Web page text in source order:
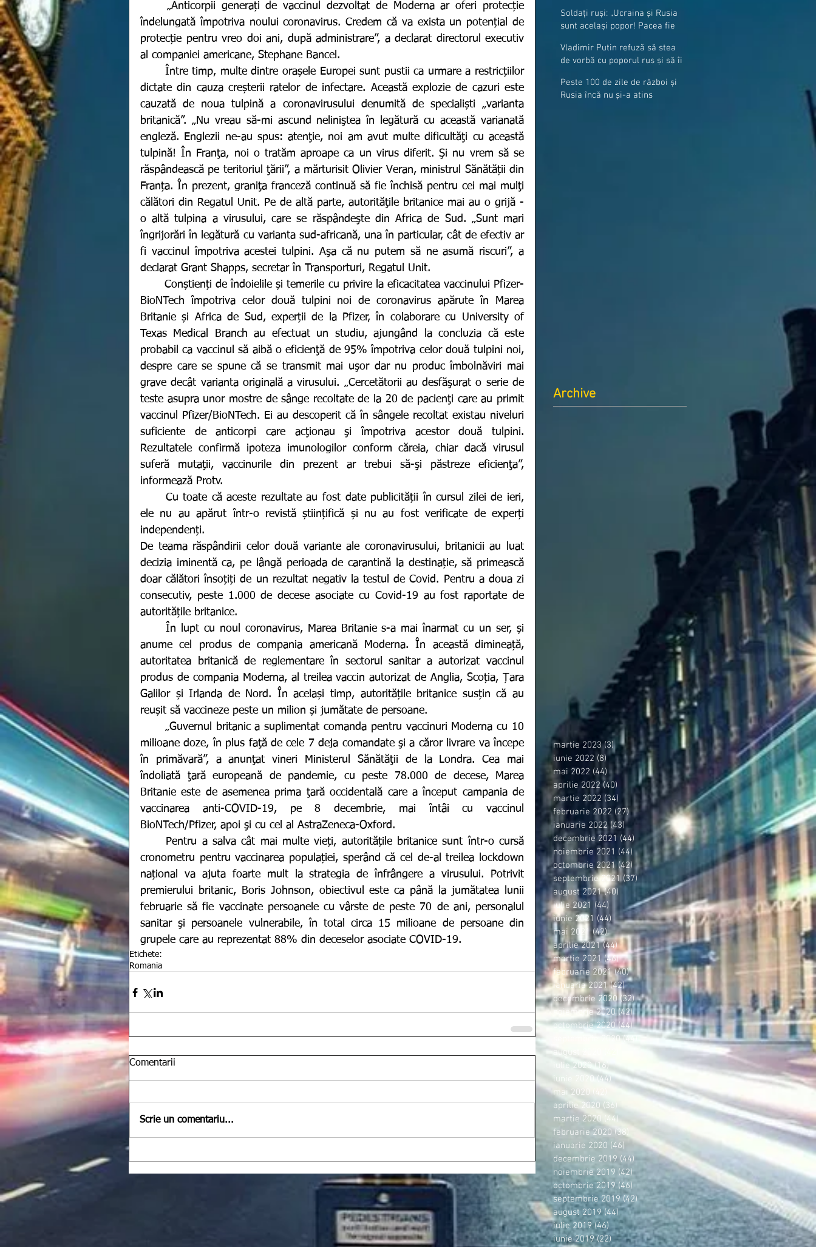
îndelungată împotriva noului coronavirus. Credem că va exista un potențial de
protecție pentru vreo doi ani, după administrare”, a declarat directorul executiv
al companiei americane, Stephane Bancel.
dictate din cauza creșterii ratelor de infectare. Această explozie de cazuri este
cauzată de noua tulpină a coronavirusului denumită de specialiști „varianta
britanică”. „Nu vreau să-mi ascund neliniştea în legătură cu această varianată
engleză. Englezii ne-au spus: atenţie, noi am avut multe dificultăţi cu această
tulpină! În Franţa, noi o tratăm aproape ca un virus diferit. Şi nu vrem să se
răspândească pe teritoriul ţării”, a mărturisit Olivier Veran, ministrul Sănătății din
Franța. În prezent, graniţa franceză continuă să fie închisă pentru cei mai mulţi
călători din Regatul Unit. Pe de altă parte, autorităţile britanice mai au o grijă -
o altă tulpina a virusului, care se răspândeşte din Africa de Sud. „Sunt mari
îngrijorări în legătură cu varianta sud-africană, una în particular, cât de efectiv ar
fi vaccinul împotriva acestei tulpini. Aşa că nu putem să ne asumă riscuri”, a
declarat Grant Shapps, secretar în Transporturi, Regatul Unit.
	Conștienți de îndoielile și temerile cu privire la eficacitatea vaccinului Pfizer-
BioNTech împotriva celor două tulpini noi de coronavirus apărute în Marea
Britanie și Africa de Sud, experții de la Pfizer, în colaborare cu University of
Texas Medical Branch au efectuat un studiu, ajungând la concluzia că este
probabil ca vaccinul să aibă o eficienţă de 95% împotriva celor două tulpini noi,
despre care se spune că se transmit mai uşor dar nu produc îmbolnăviri mai
grave decât varianta originală a virusului. „Cercetătorii au desfăşurat o serie de
teste asupra unor mostre de sânge recoltate de la 20 de pacienţi care au primit
vaccinul Pfizer/BioNTech. Ei au descoperit că în sângele recoltat existau niveluri
suficiente de anticorpi care acţionau şi împotriva acestor două tulpini.
Rezultatele confirmă ipoteza imunologilor conform căreia, chiar dacă virusul
suferă mutaţii, vaccinurile din prezent ar trebui să-şi păstreze eficienţa”,
informează Protv.
ele nu au apărut într-o revistă științifică și nu au fost verificate de experți
independenți.
De teama răspândirii celor două variante ale coronavirusului, britanicii au luat
decizia iminentă ca, pe lângă perioada de carantină la destinație, să primească
doar călători însoțiți de un rezultat negativ la testul de Covid. Pentru a doua zi
consecutiv, peste 1.000 de decese asociate cu Covid-19 au fost raportate de
autoritățile britanice.
anume cel produs de compania americană Moderna. În această dimineață,
autoritatea britanică de reglementare în sectorul sanitar a autorizat vaccinul
produs de compania Moderna, al treilea vaccin autorizat de Anglia, Scoția, Țara
Galilor și Irlanda de Nord. În același timp, autoritățile britanice susțin că au
reușit să vaccineze peste un milion și jumătate de persoane.
milioane doze, în plus faţă de cele 7 deja comandate şi a căror livrare va începe
în primăvară”, a anunţat vineri Ministerul Sănătăţii de la Londra. Cea mai
îndoliată ţară europeană de pandemie, cu peste 78.000 de decese, Marea
Britanie este de asemenea prima ţară occidentală care a început campania de
vaccinarea anti-COVID-19, pe 8 decembrie, mai întâi cu vaccinul
BioNTech/Pfizer, apoi şi cu cel al AstraZeneca-Oxford.
cronometru pentru vaccinarea populației, sperând că cel de-al treilea lockdown
național va ajuta foarte mult la strategia de înfrângere a virusului. Potrivit
premierului britanic, Boris Johnson, obiectivul este ca până la jumătatea lunii
februarie să fie vaccinate persoanele cu vârste de peste 70 de ani, personalul
sanitar şi persoanele vulnerabile, în total circa 15 milioane de persoane din
grupele care au reprezentat 88% din deceselor asociate COVID-19.
Etichete:
Romania
Comentarii
Scrie un comentariu...
Soldați ruși: „Ucraina și Rusia
sunt același popor! Pacea fie
Vladimir Putin refuză să stea
de vorbă cu poporul rus și să îi
Peste 100 de zile de război și
Rusia încă nu și-a atins
Archive
martie 2023 (3)3 postări
iunie 2022 (8)8 postări
mai 2022 (44) 44 postări
aprilie 2022 (40) 40 postări
martie 2022 (34) 34 postări
februarie 2022 (27)27 postări
ianuarie 2022 (43)43 postări
decembrie 2021 (44) 44 postări
noiembrie 2021 (44) 44 postări
octombrie 2021 (42) 42 postări
septembrie 2021 (37) 37 postări
august 2021 (40) 40 postări
iulie 2021 (44) 44 postări
iunie 2021 (44) 44 postări
mai 2021 (42)42 postări
aprilie 2021 (44)44 postări
martie 2021 (46)46 postări
februarie 2021 (40)40 postări
ianuarie 2021 (42)42 postări
decembrie 2020 (32)32 postări
noiembrie 2020 (42)42 postări
octombrie 2020 (44)44 postări
septembrie 2020 (44)
44 postări
august 2020
42 postări
iulie 2020 (16)16 postări
iunie 2020 (44)44 postări
mai 2020
42 postări
aprilie 2020 (36) 36 postări
martie 2020 (44)44 postări
februarie 2020 (38)
38 postări
ianuarie 2020 (46) 46 postări
decembrie 2019 (44) 44 postări
noiembrie 2019 (42)42 postări
octombrie 2019 (46) 46 postări
septembrie 2019 (42)42 postări
august 2019 (44)44 postări
iulie 2019 (46) 46 postări
iunie 2019 (22) 22 postări